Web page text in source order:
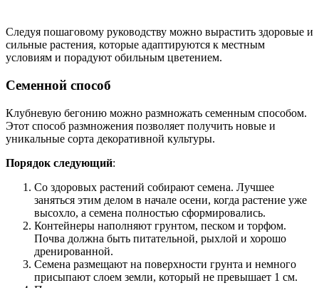
Следуя пошаговому руководству можно вырастить здоровые и
сильные растения, которые адаптируются к местным
условиям и порадуют обильным цветением.
Семенной способ
Клубневую бегонию можно размножать семенным способом.
Этот способ размножения позволяет получить новые и
уникальные сорта декоративной культуры.
Порядок следующий:
Со здоровых растений собирают семена. Лучшее
заняться этим делом в начале осени, когда растение уже
высохло, а семена полностью сформировались.
Контейнеры наполняют грунтом, песком и торфом.
Почва должна быть питательной, рыхлой и хорошо
дренированной.
Семена размещают на поверхности грунта и немного
присыпают слоем земли, который не превышает 1 см.